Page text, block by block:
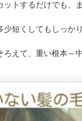
トするだけでも、
短くしてもしっか
えて、重い根本～